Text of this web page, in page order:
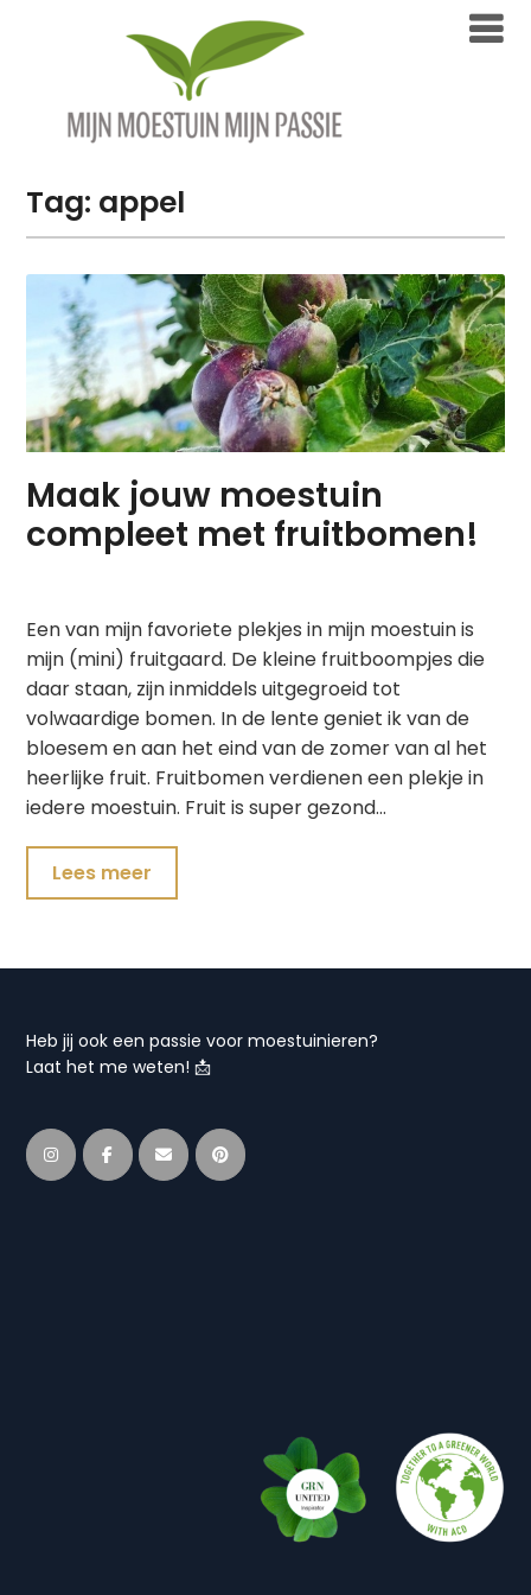
Tag: appel
Maak jouw moestuin
compleet met fruitbomen!
Een van mijn favoriete plekjes in mijn moestuin is
mijn (mini) fruitgaard. De kleine fruitboompjes die
daar staan, zijn inmiddels uitgegroeid tot
volwaardige bomen. In de lente geniet ik van de
bloesem en aan het eind van de zomer van al het
heerlijke fruit. Fruitbomen verdienen een plekje in
iedere moestuin. Fruit is super gezond…
Lees meer
Heb jij ook een passie voor moestuinieren?
Laat het me weten! 📩